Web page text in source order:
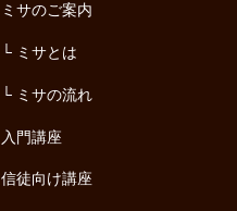
ミサのご案内
ミサとは
ミサの流れ
入門講座
信徒向け講座